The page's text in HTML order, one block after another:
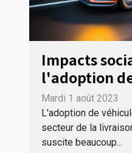
Impacts
l'adoption
électriques
de la
Mardi 1 août 2023
L'adoption de
secteur de la
suscite beaucoup...